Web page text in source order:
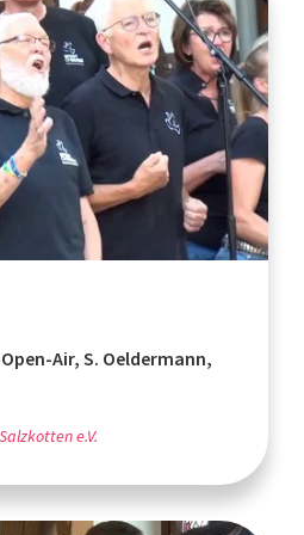
Open-Air, S. Oeldermann,
e.V.